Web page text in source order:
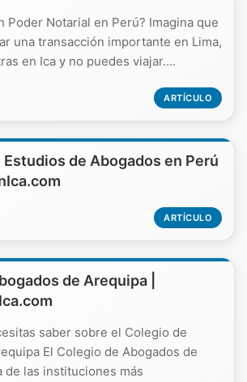
Poder Notarial en Perú? Imagina que
una transacción importante en Lima,
en Ica y no puedes viajar....
ARTÍCULO
de Abogados en Perú
ARTÍCULO
de Arequipa |
saber sobre el Colegio de
El Colegio de Abogados de
de las instituciones más